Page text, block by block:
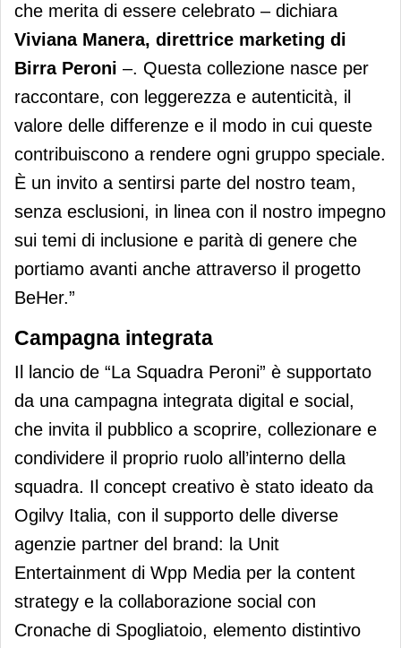
che merita di essere celebrato – dichiara
Viviana Manera, direttrice marketing di
Birra Peroni –. Questa collezione nasce per
raccontare, con leggerezza e autenticità, il
valore delle differenze e il modo in cui queste
contribuiscono a rendere ogni gruppo speciale.
È un invito a sentirsi parte del nostro team,
senza esclusioni, in linea con il nostro impegno
sui temi di inclusione e parità di genere che
portiamo avanti anche attraverso il progetto
BeHer.”
Campagna integrata
Il lancio de “La Squadra Peroni” è supportato
da una campagna integrata digital e social,
che invita il pubblico a scoprire, collezionare e
condividere il proprio ruolo all’interno della
squadra. Il concept creativo è stato ideato da
Ogilvy Italia, con il supporto delle diverse
agenzie partner del brand: la Unit
Entertainment di Wpp Media per la content
strategy e la collaborazione social con
Cronache di Spogliatoio, elemento distintivo